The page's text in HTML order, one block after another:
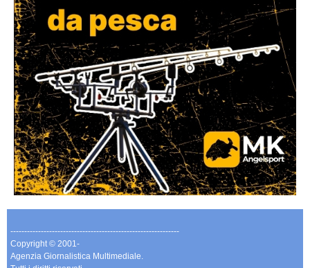
-------------------------------------------------------------
Copyright © 2001-
Agenzia Giornalistica Multimediale.